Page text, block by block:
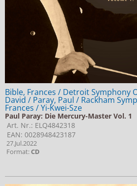
Bible, Frances / Detroit Symphony
David / Paray, Paul / Rackham
Frances / Yi-Kwei-Sze
Paul Paray: Die Mercury-Master Vol. 1
Art. Nr.: ELQ4842318
EAN: 0028948423187
27.Jul.2022
Format:CD